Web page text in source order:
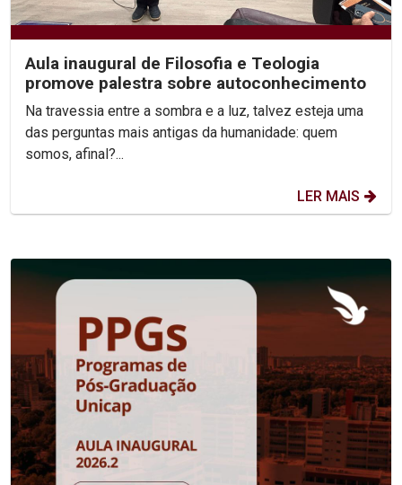
Aula inaugural de Filosofia e Teologia
promove palestra sobre autoconhecimento
Na travessia entre a sombra e a luz, talvez esteja uma
das perguntas mais antigas da humanidade: quem
somos, afinal?...
LER MAIS